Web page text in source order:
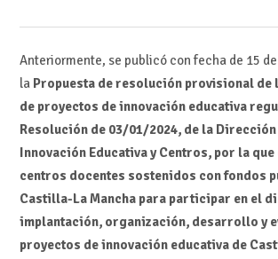
Anteriormente, se publicó con fecha de 15
la Propuesta de resolución provisional de
de proyectos de innovación educativa
Resolución de 03/01/2024, de la
Innovación Educativa y Centros, por la
centros docentes sostenidos con fondos
Castilla-La Mancha para participar en el
implantación, organización, desarrollo y
proyectos de innovación educativa de